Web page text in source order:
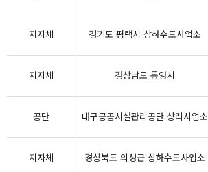
지자체 경기도 평택시 상하수도사업소
지자체 경상남도 통영시
공단 대구공공시설관리공단 상리사업소
지자체 경상북도 의성군 상하수도사업소